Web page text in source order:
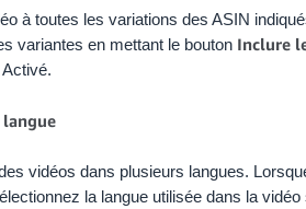
à toutes les variations des ASIN
variantes en mettant le bouton Inclure
langue
vidéos dans plusieurs langues.
la langue utilisée dans la